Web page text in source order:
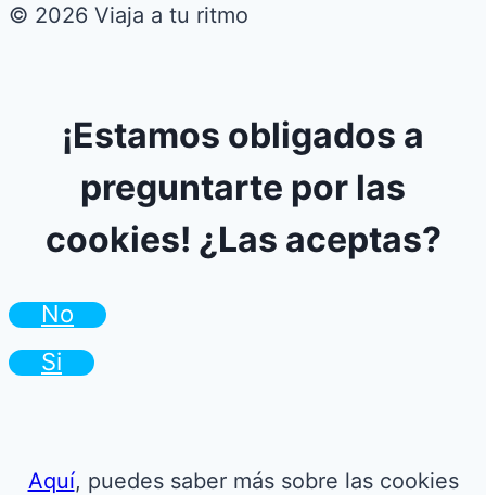
© 2026 Viaja a tu ritmo
¡Estamos obligados a
preguntarte por las
cookies! ¿Las aceptas?
No
Si
Aquí, puedes saber más sobre las cookies